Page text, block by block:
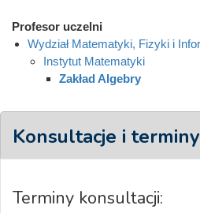
Profesor uczelni
Wydział Matematyki, Fizyki i
Instytut Matematyki
Zakład Algebry
Konsultacje i terminy
Terminy konsultacji: